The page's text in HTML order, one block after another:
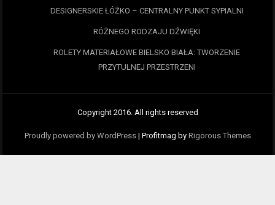
DESIGNERSKIE ŁÓŻKO – CENTRALNY PUNKT SYPIALNI
RÓŻNEGO RODZAJU DŹWIĘKI
ROLETY MATERIAŁOWE BIELSKO BIAŁA: TWORZENIE
PRZYTULNEJ PRZESTRZENI
Copyright 2016. All rights reserved
Proudly powered by WordPress | Profitmag by Rigorous Themes